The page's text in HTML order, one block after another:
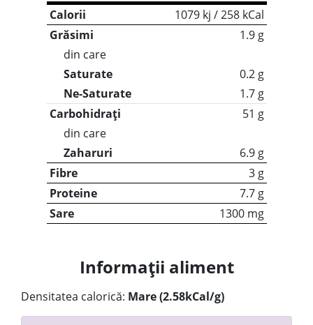
Calorii
1079 kj / 258 kCal
Grăsimi
1.9 g
din care
Saturate
0.2 g
Ne-Saturate
1.7 g
Carbohidrați
51 g
din care
Zaharuri
6.9 g
Fibre
3 g
Proteine
7.7 g
Sare
1300 mg
Informații aliment
Densitatea calorică: Mare (2.58kCal/g)